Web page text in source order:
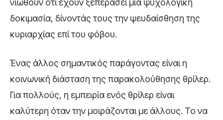
νιώθουν ότι έχουν ξεπεράσει μια ψυχολογική
δοκιμασία, δίνοντάς τους την ψευδαίσθηση της
κυριαρχίας επί του φόβου.
Ένας άλλος σημαντικός παράγοντας είναι η
κοινωνική διάσταση της παρακολούθησης θρίλερ.
Για πολλούς, η εμπειρία ενός θρίλερ είναι
καλύτερη όταν την μοιράζονται με άλλους. Το να